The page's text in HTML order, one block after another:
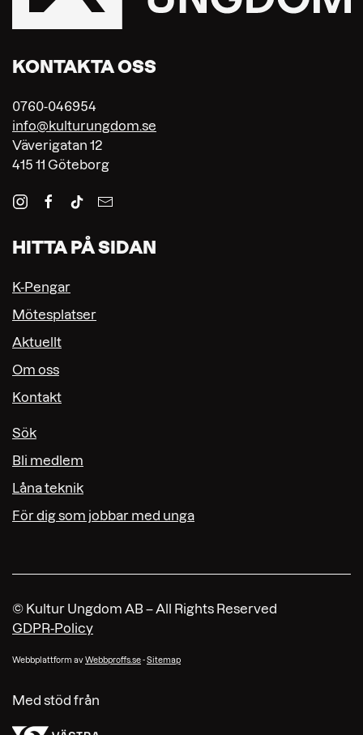
KONTAKTA OSS
0760-046954
info@kulturungdom.se
Väverigatan 12
415 11 Göteborg
HITTA PÅ SIDAN
K-Pengar
Mötesplatser
Aktuellt
Om oss
Kontakt
Sök
Bli medlem
Låna teknik
För dig som jobbar med unga
© Kultur Ungdom AB – All Rights Reserved
GDPR-Policy
Webbplattform avWebbproffs.se-Sitemap
Med stöd från